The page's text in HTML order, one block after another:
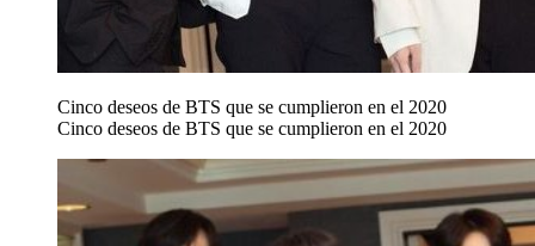
Cinco deseos de BTS que se cumplieron en el 2020
Cinco deseos de BTS que se cumplieron en el 2020